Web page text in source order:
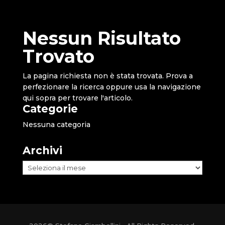
Nessun Risultato
Trovato
La pagina richiesta non è stata trovata. Prova a
perfezionare la ricerca oppure usa la navigazione
qui sopra per trovare l'articolo.
Categorie
Nessuna categoria
Archivi
Archivi